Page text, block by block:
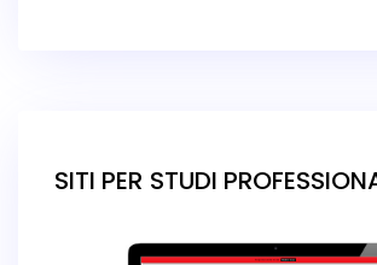
SITI PER STUDI